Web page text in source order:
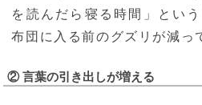
を読んだら寝る時間」とい
布団に入る前のグズリが減っ
② 言葉の引き出しが増える